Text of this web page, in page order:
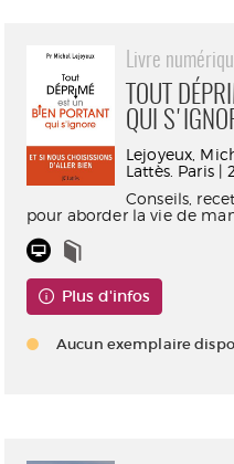
Livre
TOUT
QUI
Lejoyeux,
Lattès. Paris |
Conseils,
pour aborder la vie de
Plus d'infos
Aucun exemplaire